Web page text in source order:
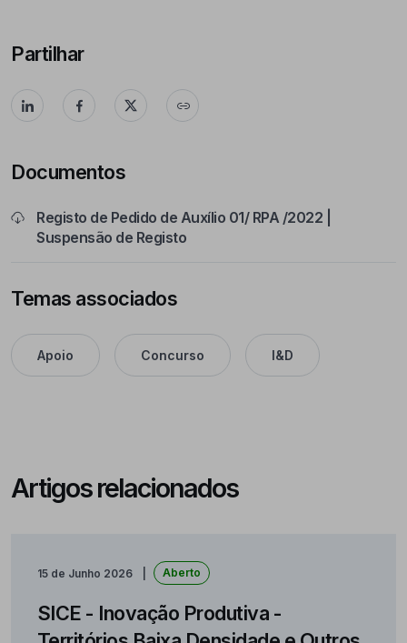
Partilhar
Documentos
Registo de Pedido de Auxílio 01/ RPA /2022 |
Suspensão de Registo
Temas associados
Apoio Concurso I&D
Artigos relacionados
15 de Junho 2026 Aberto
SICE - Inovação Produtiva -